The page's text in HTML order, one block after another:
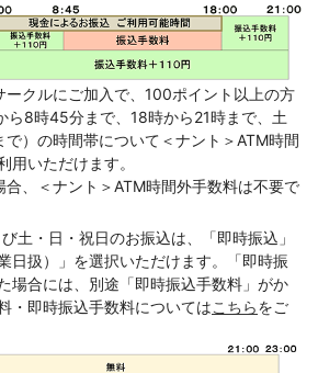
クルにご加入で、100ポイント以上の方
ら8時45分まで、18時から21時まで、土
で）の時間帯について＜ナント＞ATM時間
用いただけます。
、＜ナント＞ATM時間外手数料は不要で
土・日・祝日のお振込は、「即時振込」
日扱）」を選択いただけます。「即時振
場合には、別途「即時振込手数料」がか
・即時振込手数料についてはこちらをご